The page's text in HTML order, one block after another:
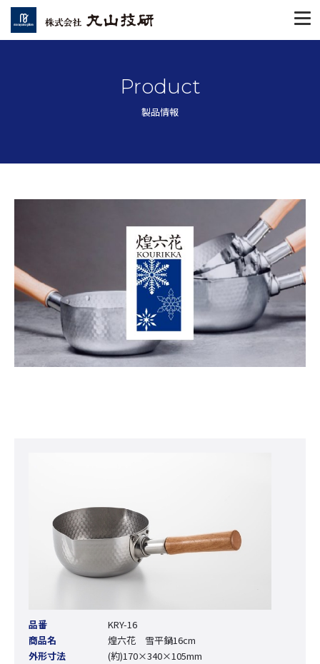
Product
製品情報
品番
KRY-16
商品名
煌六花 雪平鍋16cm
外形寸法
(約)170×340×105mm